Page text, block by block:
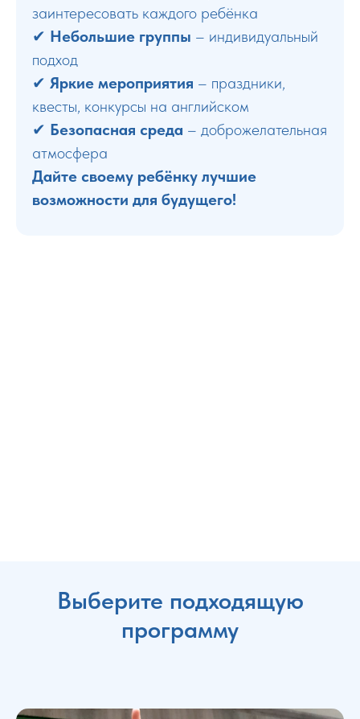
заинтересовать каждого ребёнка
✔ Небольшие группы – индивидуальный
подход
✔ Яркие мероприятия – праздники,
квесты, конкурсы на английском
✔ Безопасная среда – доброжелательная
атмосфера
Дайте своему ребёнку лучшие
возможности для будущего!
Выберите подходящую
программу